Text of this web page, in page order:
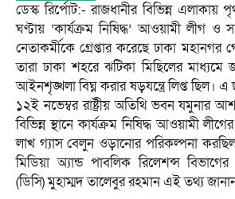
ডেস্ক রির্পোট:- রাজধানীর বিভিন্ন
ঘণ্টায় ‘কার্যক্রম নিষিদ্ধ’ আওয়ামী লীগ
নেতাকর্মীকে গ্রেপ্তার করেছে ঢাকা মহানগর
তারা ঢাকা শহরে ঝটিকা মিছিলের
আইনশৃঙ্খলা বিঘ্ন করার ষড়যন্ত্রে লিপ্ত ছিল।
১২ই নভেম্বর রাষ্ট্রীয় অতিথি ভবন যমুনার
বিভিন্ন স্থানে কার্যক্রম নিষিদ্ধ আওয়ামী
লাখ গ্যাস বেলুন ওড়ানোর পরিকল্পনা
মিডিয়া অ্যান্ড পাবলিক রিলেশন্স
(ডিসি) মুহাম্মদ তালেবুর রহমান এই তথ্য